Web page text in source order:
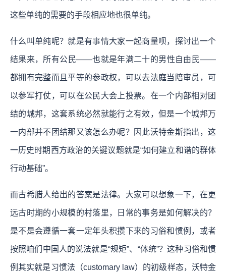
这些单纯的需要的手段相应地也很单纯。
什么叫单纯呢？就是有事情大家一起商量呗，探讨出一个
结果来，所有公民——也就是年满二十的男性自由民——
都拥有完整而且平等的参政权，可以去法庭当陪审员，可
以参军打仗，可以在公民大会上投票。在一个内部相对团
结的城邦，这套系统必然就能行之有效，但是一个城邦万
一内部并不团结那又该怎么办呢？因此沃特金斯指出，这
一历史时期西方政治的关键议题就是“如何建立和谐的群体
行动基础”。
而古希腊人给出的答案是法律。大家可以想象一下，在更
远古时期的小规模的村落里，日常的事务是如何解决的？
是不是会遵循一套一定年头积攒下来的习俗和惯例，或者
按照咱们中国人的说法就是“规矩”、“体统”？这种习俗和惯
例其实就是习惯法（customary law）的初级样态，沃特金